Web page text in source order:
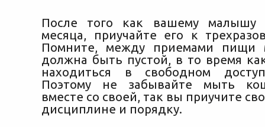
После того как вашему малышу
месяца, приучайте его к
Помните, между приемами пищи
должна быть пустой, в то время
находиться в свободном
Поэтому не забывайте мыть
вместе со своей, так вы приучите
дисциплине и порядку.